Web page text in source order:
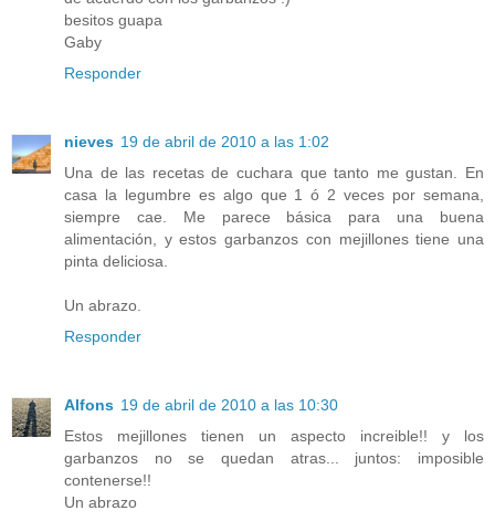
besitos guapa
Gaby
Responder
nieves 19 de abril de 2010 a las 1:02
Una de las recetas de cuchara que tanto me gustan. En
casa la legumbre es algo que 1 ó 2 veces por semana,
siempre cae. Me parece básica para una buena
alimentación, y estos garbanzos con mejillones tiene una
pinta deliciosa.
Un abrazo.
Responder
Alfons 19 de abril de 2010 a las 10:30
Estos mejillones tienen un aspecto increible!! y los
garbanzos no se quedan atras... juntos: imposible
contenerse!!
Un abrazo